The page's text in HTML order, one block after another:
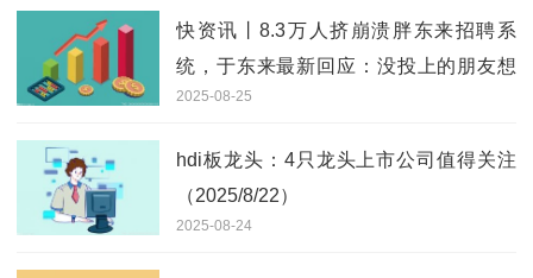
快资讯丨8.3万人挤崩溃胖东来招聘系
统，于东来最新回应：没投上的朋友想
开点，胖东来为公平已尽最大努力
2025-08-25
hdi板龙头：4只龙头上市公司值得关注
（2025/8/22）
2025-08-24